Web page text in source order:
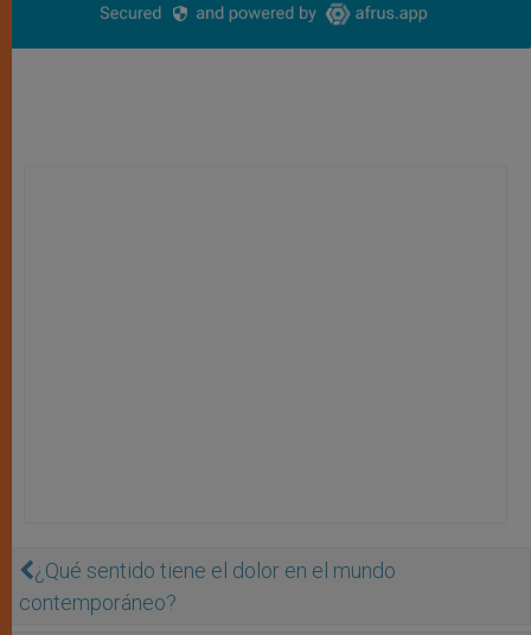
¿Qué sentido tiene el dolor en el mundo
contemporáneo?